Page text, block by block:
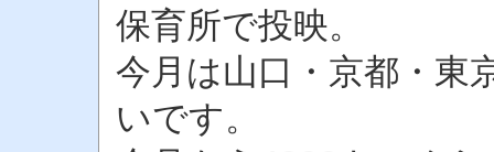
保育所で投映。
今月は山口・京都・東
いです。